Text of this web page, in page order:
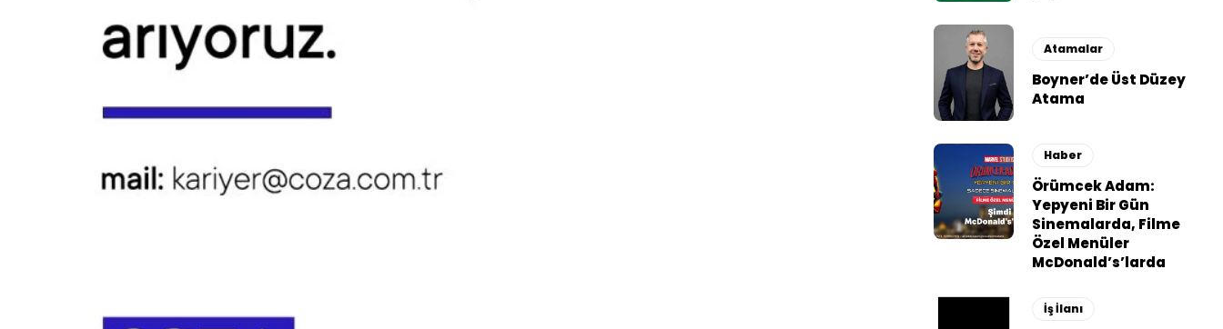
Atamalar
Boyner’de Üst Düzey
Atama
Haber
Örümcek Adam:
Yepyeni Bir Gün
Sinemalarda, Filme
Özel Menüler
McDonald’s’larda
İş İlanı